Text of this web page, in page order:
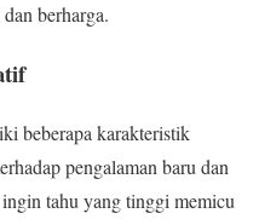
berharga.
beberapa karakteristik
pengalaman baru dan
tahu yang tinggi memicu